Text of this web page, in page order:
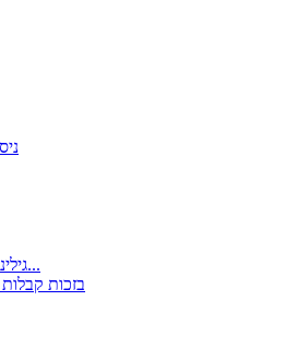
גילינו את תיבת נח !!! אומרים חוקרים מרחבי העולם...
בזכות קבלות